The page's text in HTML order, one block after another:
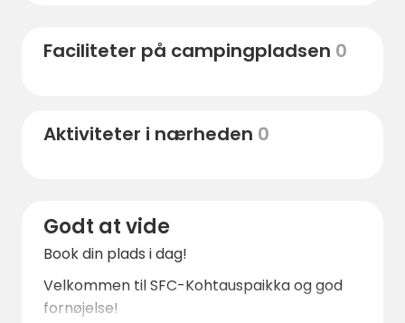
f.eks. nationalparken Hiidenport, hvor du kan
vandre i et fantastisk landskab. Otanmäkis
eventyr for alle.
Faciliteter på campingpladsen 0
Aktiviteter i nærheden 0
Godt at vide
Book din plads i dag!
Velkommen til SFC-Kohtauspaikka og god
fornøjelse!